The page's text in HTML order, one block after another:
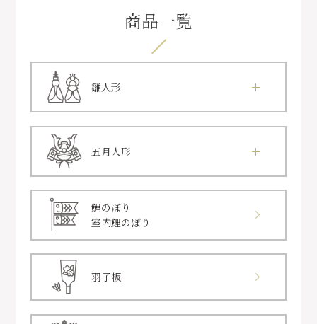
商品一覧
雛人形
五月人形
鯉のぼり
室内鯉のぼり
羽子板